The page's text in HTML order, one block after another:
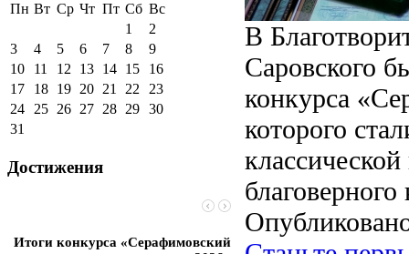
Пн Вт Ср Чт Пт Сб Вс
1
2
3
4 5 6 7 8
9
10
11 12 13 14 15
16
17
18 19 20 21 22 23
24 25 26 27 28 29 30
31
Достижения
Итоги конкурса «Серафимовский
Чебаненко Глеб стал
В
Саровского
конкурса
которого